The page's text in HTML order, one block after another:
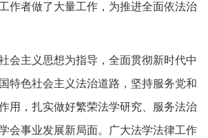
作者做了大量工作，为推进全面依法治
会主义思想为指导，全面贯彻新时代中
特色社会主义法治道路，坚持服务党和
用，扎实做好繁荣法学研究、服务法治
会事业发展新局面。广大法学法律工作